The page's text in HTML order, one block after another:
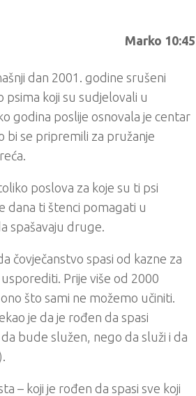
Marko 10:45
dan 2001. godine srušeni
psima koji su sudjelovali u
godina poslije osnovala je centar
bi se pripremili za pružanje
poslova za koje su ti psi
dana ti štenci pomagati u
spašavaju druge.
čovječanstvo spasi od kazne za
Prije više od 2000
što sami ne možemo učiniti.
je da je rođen da spasi
bude služen, nego da služi i da
– koji je rođen da spasi sve koji